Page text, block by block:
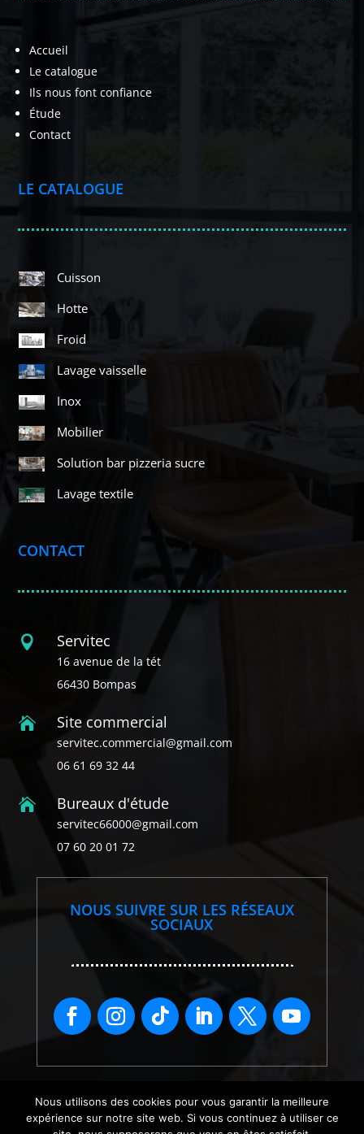
Accueil
Le catalogue
Ils nous font confiance
Étude
Contact
LE CATALOGUE
Cuisson
Hotte
Froid
Lavage vaisselle
Inox
Mobilier
Solution bar pizzeria sucre
Lavage textile
CONTACT
 Servitec
16 avenue de la tét
66430 Bompas
 Site commercial
servitec.commercial@gmail.com
06 61 69 32 44
 Bureaux d'étude
servitec66000@gmail.com
07 60 20 01 72
NOUS SUIVRE SUR LES RÉSEAUX
SOCIAUX
Nous utilisons des cookies pour vous garantir la meilleure
expérience sur notre site web. Si vous continuez à utiliser ce